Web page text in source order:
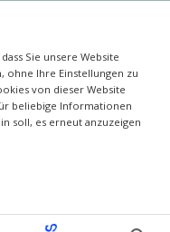
Sie unsere Website
ohne Ihre Einstellungen zu
von dieser Website
beliebige Informationen
soll, es erneut anzuzeigen